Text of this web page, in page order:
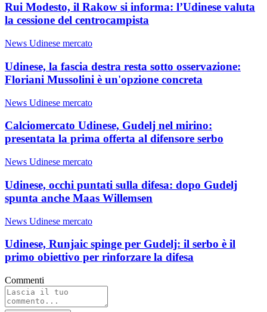
Rui Modesto, il Rakow si informa: l’Udinese valuta
la cessione del centrocampista
News Udinese mercato
Udinese, la fascia destra resta sotto osservazione:
Floriani Mussolini è un'opzione concreta
News Udinese mercato
Calciomercato Udinese, Gudelj nel mirino:
presentata la prima offerta al difensore serbo
News Udinese mercato
Udinese, occhi puntati sulla difesa: dopo Gudelj
spunta anche Maas Willemsen
News Udinese mercato
Udinese, Runjaic spinge per Gudelj: il serbo è il
primo obiettivo per rinforzare la difesa
Commenti